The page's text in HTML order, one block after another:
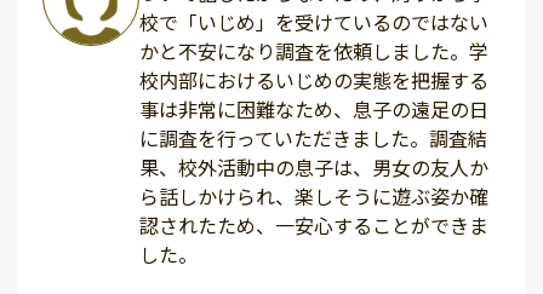
校で「いじめ」を受けているのではない
かと不安になり調査を依頼しました。学
校内部におけるいじめの実態を把握する
事は非常に困難なため、息子の遠足の日
に調査を行っていただきました。調査結
果、校外活動中の息子は、男女の友人か
ら話しかけられ、楽しそうに遊ぶ姿か確
認されたため、一安心することができま
した。